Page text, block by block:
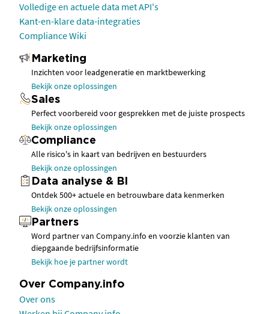
Volledige en actuele data met API's
Kant-en-klare data-integraties
Compliance Wiki
Marketing
Inzichten voor leadgeneratie en marktbewerking
Bekijk onze oplossingen
Sales
Perfect voorbereid voor gesprekken met de juiste prospects
Bekijk onze oplossingen
Compliance
Alle risico's in kaart van bedrijven en bestuurders
Bekijk onze oplossingen
Data analyse & BI
Ontdek 500+ actuele en betrouwbare data kenmerken
Bekijk onze oplossingen
Partners
Word partner van Company.info en voorzie klanten van
diepgaande bedrijfsinformatie
Bekijk hoe je partner wordt
Over Company.info
Over ons